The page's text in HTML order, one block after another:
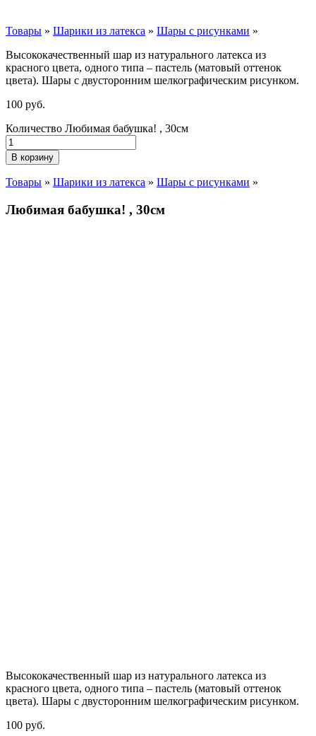
Товары » Шарики из латекса » Шары с рисунками »
Высококачественный шар из натурального латекса из
красного цвета, одного типа – пастель (матовый оттенок
цвета). Шары с двусторонним шелкографическим рисунком.
100 руб.
Количество Любимая бабушка! , 30см
В корзину
Товары » Шарики из латекса » Шары с рисунками »
Любимая бабушка! , 30см
Высококачественный шар из натурального латекса из
красного цвета, одного типа – пастель (матовый оттенок
цвета). Шары с двусторонним шелкографическим рисунком.
100 руб.